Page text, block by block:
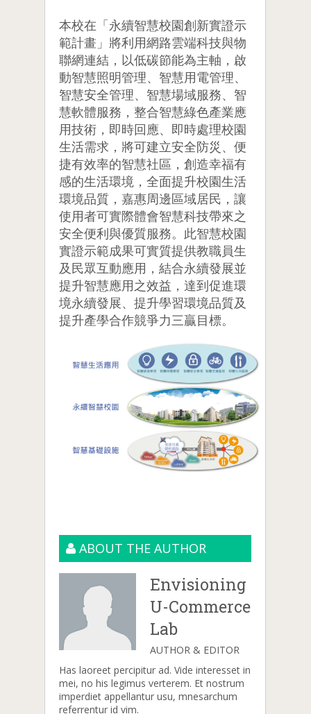
本校在「永續智慧校園創新實證示
範計畫」將利用網路雲端科技與物
聯網連結，以低碳節能為主軸，啟
動智慧照明管理、智慧用電管理、
智慧安全管理、智慧場域服務、智
慧軟體服務，整合智慧綠色產業應
用技術，即時回應、即時處理校園
生活需求，將可建立安全防災、便
捷有效率的智慧社區，創造幸福有
感的生活環境，全面提升校園生活
環境品質，嘉惠周邊區域居民，讓
使用者可實際體會智慧科技帶來之
安全便利與優質服務。此智慧校園
實證示範成果可實質提供教職員生
及民眾互動應用，結合永續發展並
提升智慧應用之效益，達到促進環
境永續發展、提升學習環境品質及
提升產學合作競爭力三贏目標。
ABOUT THE AUTHOR
Envisioning
U-Commerce
Lab
AUTHOR & EDITOR
Has laoreet percipitur ad. Vide interesset in
mei, no his legimus verterem. Et nostrum
imperdiet appellantur usu, mnesarchum
referrentur id vim.